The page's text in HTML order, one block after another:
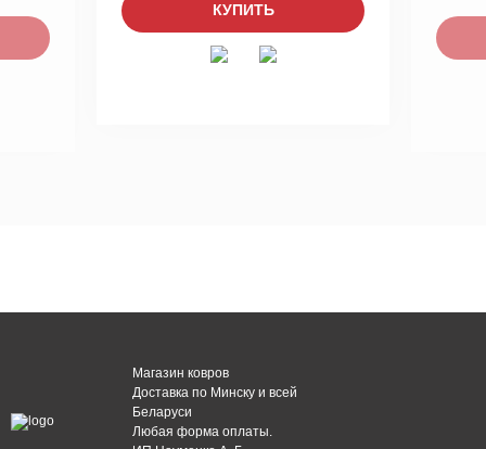
КУПИТЬ
Магазин ковров
Доставка по Минску и всей
Беларуси
Любая форма оплаты.